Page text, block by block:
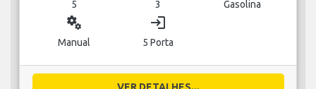
5 3 Gasolina
miscellaneous_services
Manual
login
5 Porta
VER DETALHES...